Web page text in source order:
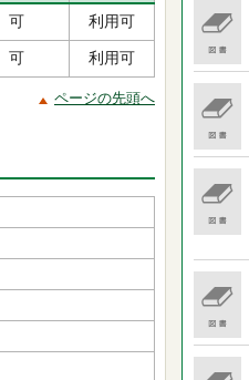
可 利用可
可 利用可
ページの先頭へ